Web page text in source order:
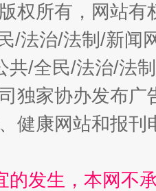
魏明
权所有，网站
/法治/法制/新闻
共/全民/法治/法
司独家协办发布
健康网站和报
的发生，本网不